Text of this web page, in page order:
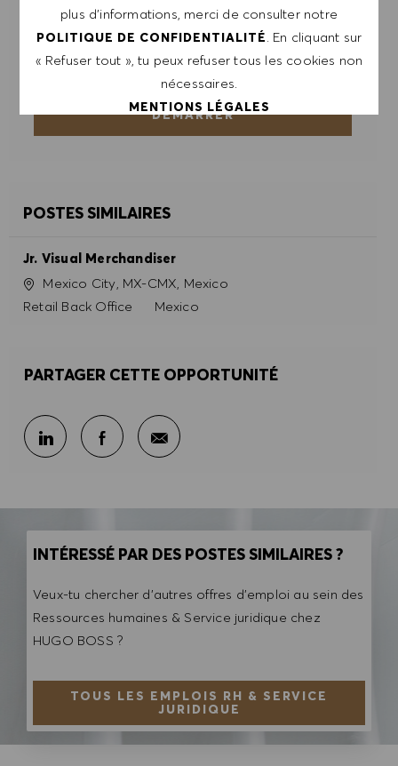
plus d’informations, merci de consulter notre
POLITIQUE DE CONFIDENTIALITÉ . En cliquant sur
« Refuser tout », tu peux refuser tous les cookies non
nécessaires.
MENTIONS LÉGALES
OBTIENS DES RECOMMANDATIONS
D'EMPLOI PERSONNALISÉES EN
FONCTION DE TES INTÉRÊTS.
DÉMARRER
POSTES SIMILAIRES
Jr. Visual Merchandiser
SiteMexico City, MX-CMX, Mexico
Catégorie
Retail Back Office Mexico
PARTAGER CETTE OPPORTUNITÉ
Partager sur LinkedIn
Partager sur Facebook
Partager par e-mail
INTÉRESSÉ PAR DES POSTES SIMILAIRES ?
Veux-tu chercher d'autres offres d'emploi au sein des
Ressources humaines & Service juridique chez
HUGO BOSS ?
TOUS LES EMPLOIS RH & SERVICE
JURIDIQUE